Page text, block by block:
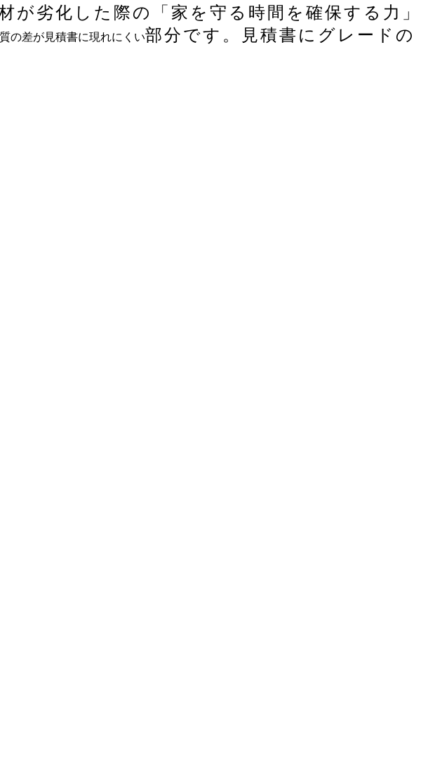
が劣化した際の「家を守る時間を確保する力」
の差が見積書に現れにくい部分です。見積書にグレードの